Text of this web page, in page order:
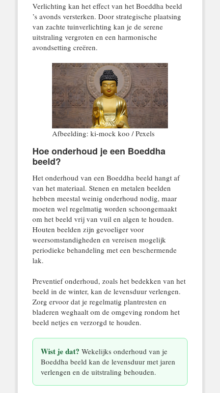
Verlichting kan het effect van het Boeddha beeld
’s avonds versterken. Door strategische plaatsing
van zachte tuinverlichting kan je de serene
uitstraling vergroten en een harmonische
avondsetting creëren.
Afbeelding: ki-mock koo / Pexels
Hoe onderhoud je een Boeddha
beeld?
Het onderhoud van een Boeddha beeld hangt af
van het materiaal. Stenen en metalen beelden
hebben meestal weinig onderhoud nodig, maar
moeten wel regelmatig worden schoongemaakt
om het beeld vrij van vuil en algen te houden.
Houten beelden zijn gevoeliger voor
weersomstandigheden en vereisen mogelijk
periodieke behandeling met een beschermende
lak.
Preventief onderhoud, zoals het bedekken van het
beeld in de winter, kan de levensduur verlengen.
Zorg ervoor dat je regelmatig plantresten en
bladeren weghaalt om de omgeving rondom het
beeld netjes en verzorgd te houden.
Wist je dat? Wekelijks onderhoud van je
Boeddha beeld kan de levensduur met jaren
verlengen en de uitstraling behouden.